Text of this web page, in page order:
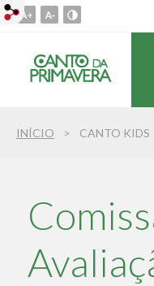
Ir
conteúdo
para
para
busca
INÍCIO CANTO KIDS